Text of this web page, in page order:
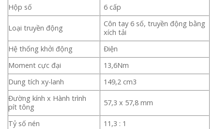
Hộp số
6 cấp
Loại truyền động
Côn tay 6 số, truyền động bằng
xích tải
Hệ thống khởi động
Điện
Moment cực đại
13,6Nm
Dung tích xy-lanh
149,2 cm3
Đường kính x Hành trình
pít tông
57,3 x 57,8 mm
Tỷ số nén 11,3 : 1